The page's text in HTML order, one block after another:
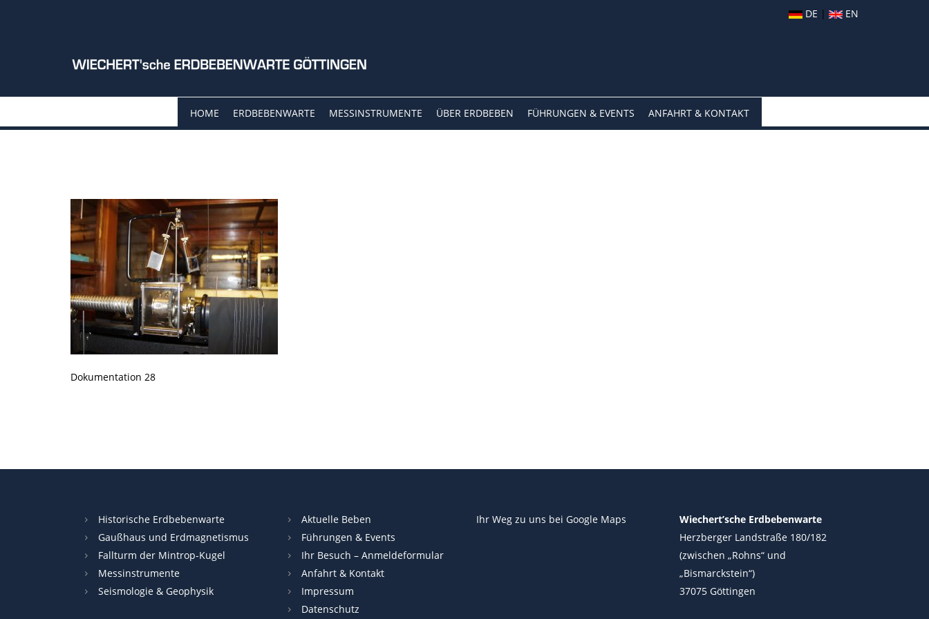
DE | EN
HOME ERDBEBENWARTE MESSINSTRUMENTE ÜBER ERDBEBEN FÜHRUNGEN & EVENTS ANFAHRT & KONTAKT
Dokumentation 28
Historische Erdbebenwarte
Gaußhaus und Erdmagnetismus
Fallturm der Mintrop-Kugel
Messinstrumente
Seismologie & Geophysik
Aktuelle Beben
Führungen & Events
Ihr Besuch – Anmeldeformular
Anfahrt & Kontakt
Impressum
Datenschutz
Ihr Weg zu uns beiGoogle Maps
Wiechert’sche Erdbebenwarte
Herzberger Landstraße 180/182
(zwischen „Rohns“ und
„Bismarckstein“)
37075 Göttingen